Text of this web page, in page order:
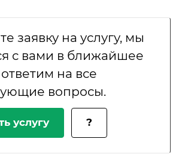
заявку на услугу, мы
с вами в ближайшее
на все
вопросы.
услугу ?